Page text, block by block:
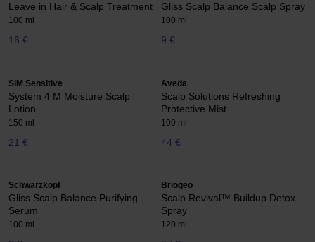
Leave in Hair & Scalp Treatment
100 ml
16 €
Gliss Scalp Balance Scalp Spray
100 ml
9 €
SIM Sensitive
System 4 M Moisture Scalp
Lotion
150 ml
21 €
Aveda
Scalp Solutions Refreshing
Protective Mist
100 ml
44 €
Schwarzkopf
Gliss Scalp Balance Purifying
Serum
100 ml
Briogeo
Scalp Revival™ Buildup Detox
Spray
120 ml